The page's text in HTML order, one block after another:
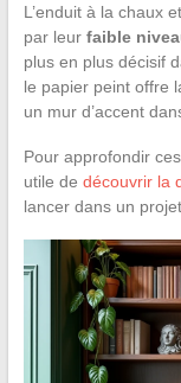
L’enduit à la chaux
par leur faible
plus en plus décisif
le papier peint offre
un mur d’accent
Pour approfondir
utile de découvrir la
lancer dans un